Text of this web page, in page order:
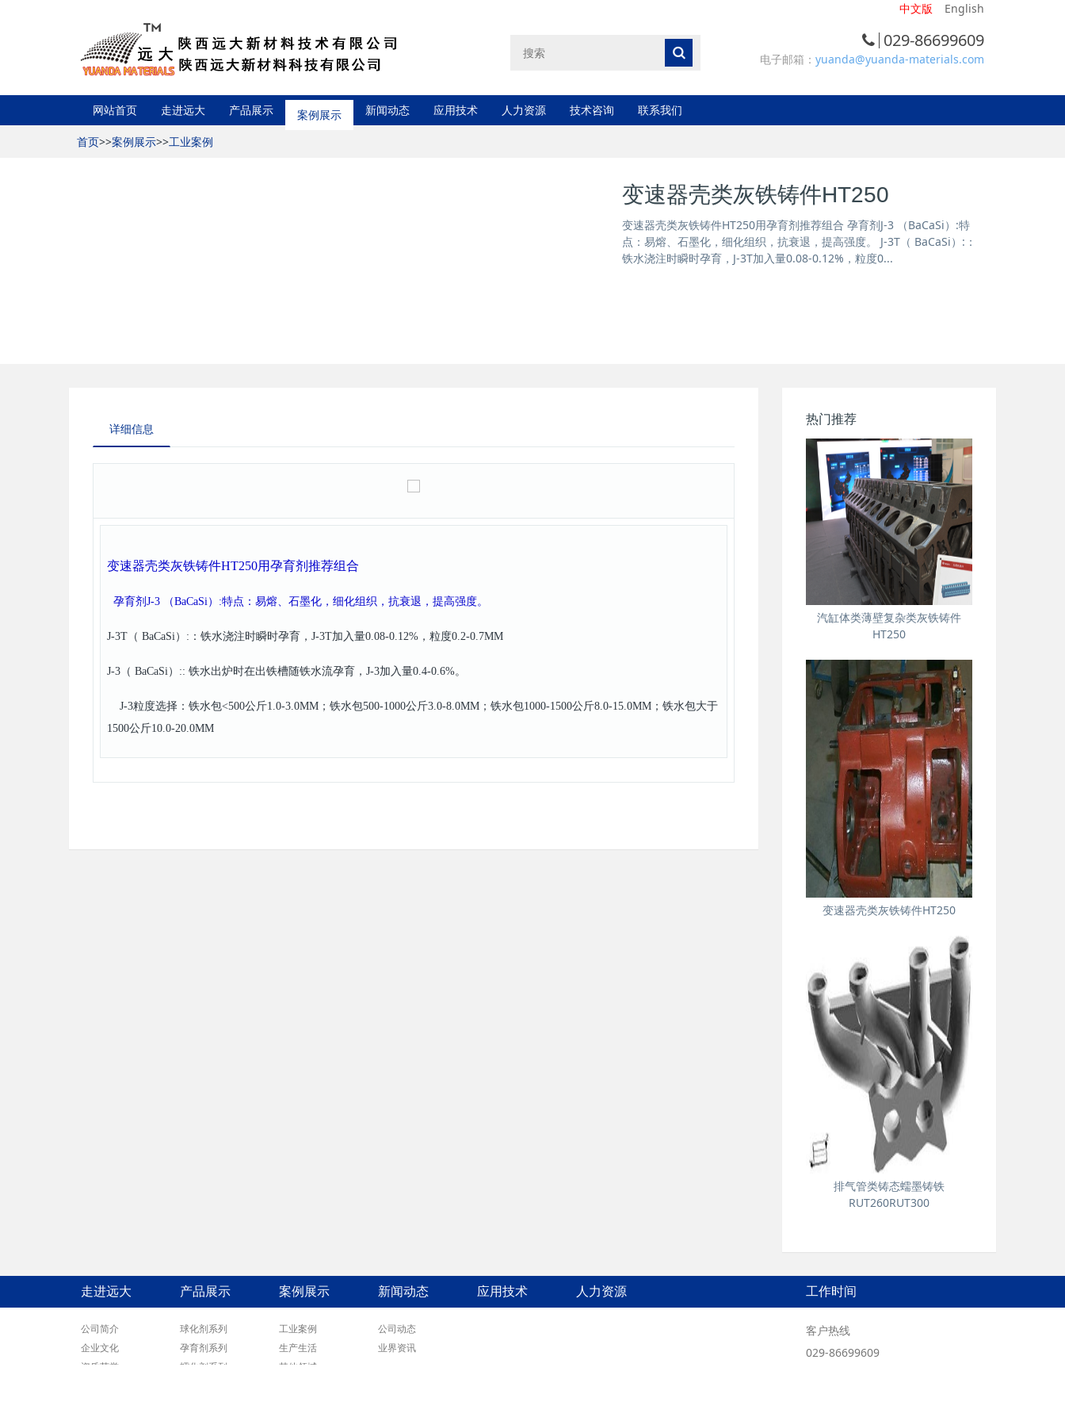
English
中文版
029-86699609
电子邮箱： yuanda@yuanda-materials.com
网站首页 走进远大 产品展示 案例展示 新闻动态 应用技术 人力资源 技术咨询 联系我们
首页>>案例展示>>工业案例
变速器壳类灰铁铸件HT250
变速器壳类灰铁铸件HT250用孕育剂推荐组合 孕育剂J-3 （BaCaSi）:特
点：易熔、石墨化，细化组织，抗衰退，提高强度。 J-3T（ BaCaSi）:：
铁水浇注时瞬时孕育，J-3T加入量0.08-0.12%，粒度0...
详细信息
变速器壳类灰铁铸件HT250用孕育剂推荐组合
孕育剂J-3 （BaCaSi）:特点：易熔、石墨化，细化组织，抗衰退，提高强度。
J-3T（ BaCaSi）:：铁水浇注时瞬时孕育，J-3T加入量0.08-0.12%，粒度0.2-0.7MM
J-3（ BaCaSi）:: 铁水出炉时在出铁槽随铁水流孕育，J-3加入量0.4-0.6%。
J-3粒度选择：铁水包<500公斤1.0-3.0MM；铁水包500-1000公斤3.0-8.0MM；铁水包1000-1500公斤8.0-15.0MM；铁水包大于
1500公斤10.0-20.0MM
热门推荐
汽缸体类薄壁复杂类灰铁铸件
HT250
变速器壳类灰铁铸件HT250
排气管类铸态蠕墨铸铁
RUT260RUT300
走进远大
公司简介
企业文化
资质荣誉
产品展示
球化剂系列
孕育剂系列
蠕化剂系列
案例展示
工业案例
生产生活
其他领域
新闻动态
公司动态
业界资讯
应用技术 人力资源 工作时间
客户热线
029-86699609